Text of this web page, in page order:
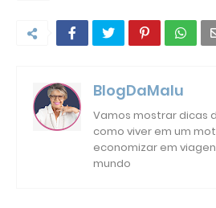
BlogDaMalu
Vamos mostrar dicas
como viver em um
economizar em
mundo